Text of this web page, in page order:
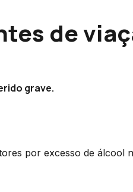
de
grave.
por excesso de álcool